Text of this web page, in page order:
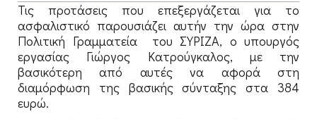
Τις προτάσεις που επεξεργάζεται για το
ασφαλιστικό παρουσιάζει αυτήν την ώρα στην
Πολιτική Γραμματεία του ΣΥΡΙΖΑ, ο υπουργός
εργασίας Γιώργος Κατρούγκαλος, με την
βασικότερη από αυτές να αφορά στη
διαμόρφωση της βασικής σύνταξης στα 384
ευρώ.